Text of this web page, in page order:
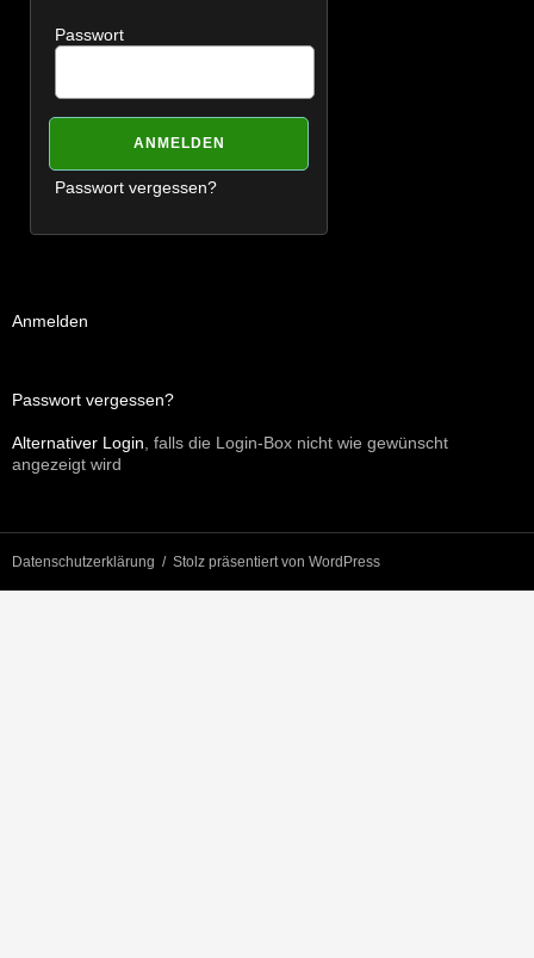
Passwort
Passwort vergessen?
Anmelden
Passwort vergessen?
Alternativer Login , falls die Login-Box nicht wie gewünscht
angezeigt wird
Datenschutzerklärung Stolz präsentiert von WordPress